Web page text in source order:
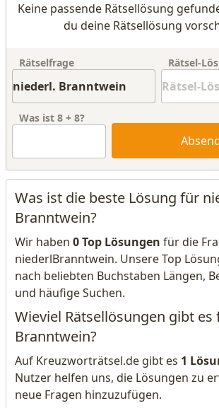
Keine passende Rätsellösung
du deine Rätsellösung
Rätselfrage Rätsel-
Was ist 8 + 8?
Was ist die beste Lösung für
Branntwein?
Wir haben 0 Top Lösungen für die
niederlBranntwein. Unsere Top
nach beliebten Buchstaben Längen,
und häufige Suchen.
Wieviel Rätsellösungen gibt es
Branntwein?
Auf Kreuzworträtsel.de gibt es 1
Nutzer helfen uns, die Lösungen zu
neue Fragen hinzuzufügen.